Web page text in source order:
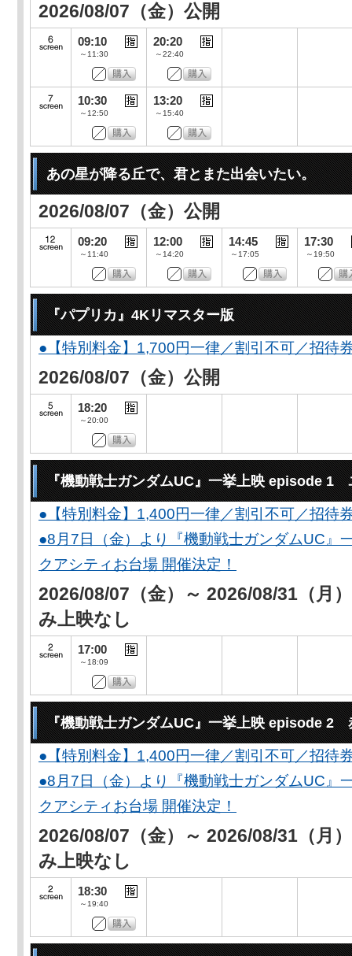
2026/08/07（金）公開
09:10
～11:30
20:20
～22:40
10:30
～12:50
13:20
～15:40
あの星が降る丘で、君とまた出会いたい。
2026/08/07（金）公開
09:20
～11:40
12:00
～14:20
14:45
～17:05
17:30
～19:50
『パプリカ』4Kリマスター版
●【特別料金】1,700円一律／割引不可／招待
2026/08/07（金）公開
18:20
～20:00
『機動戦士ガンダムUC』一挙上映 episode 1
●【特別料金】1,400円一律／割引不可／招待
●8月7日（金）より『機動戦士ガンダムUC』
クアシティお台場 開催決定！
2026/08/07（金）～ 2026/08/31（月
み上映なし
17:00
～18:09
『機動戦士ガンダムUC』一挙上映 episode 2
●【特別料金】1,400円一律／割引不可／招待
●8月7日（金）より『機動戦士ガンダムUC』
クアシティお台場 開催決定！
2026/08/07（金）～ 2026/08/31（月
み上映なし
18:30
～19:40